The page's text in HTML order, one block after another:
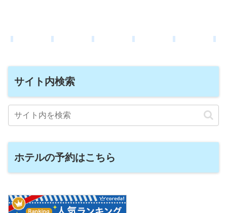
サイト内検索
ホテルの予約はこちら